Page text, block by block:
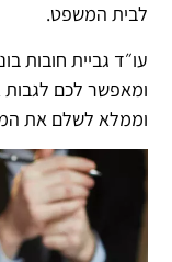
לבית המשפט.
עו״ד גביית חובות
ומאפשר לכם לגבות
וממלא לשלם את